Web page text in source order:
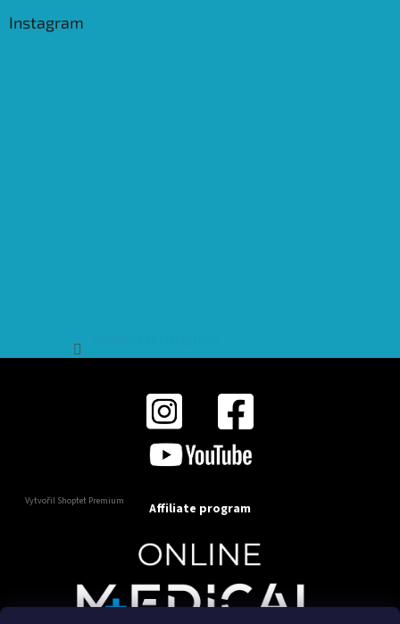
Instagram
Vytvořil Shoptet Premium Affiliate program